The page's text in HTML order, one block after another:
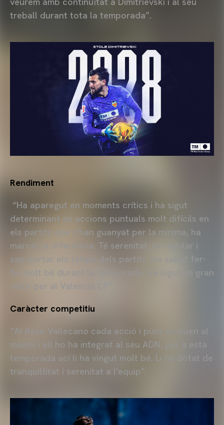
treball durant tota la temporada”.
Rendiment
“Ha aparegut en moments crítics i ha sigut
determinant en accions puntuals molt difícils en
els partits que s'han guanyat per la mínima, ha
marcat la diferència. Té serenitat, és regular i
sap portar els temps dels partits. Ha sabut fer-
ho molt bé durant la temporada. Ha sigut un gran
valor per al Valencia CF”.
Caràcter competitiu
“Al Rayo Vallecano cada acció i punt es viuen al
màxim i ell ho ha integrat al seu ADN, per a esta
temporada ací li ha vingut molt bé. Li ha dotat de
tranquil·litat i serenitat a l'equip”.